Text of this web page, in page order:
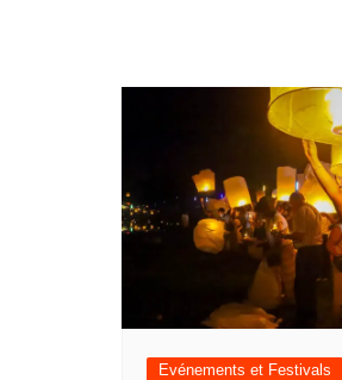
Evénements et Festivals